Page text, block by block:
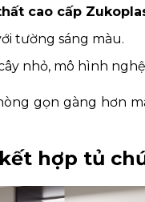
cao cấp
tường sáng màu.
nhỏ, mô hình
gọn gàng hơn
hợp tủ